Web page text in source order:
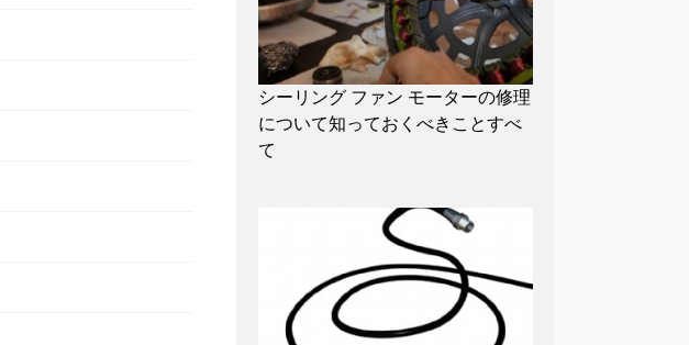
シーリング ファン モーターの修理
について知っておくべきことすべ
て